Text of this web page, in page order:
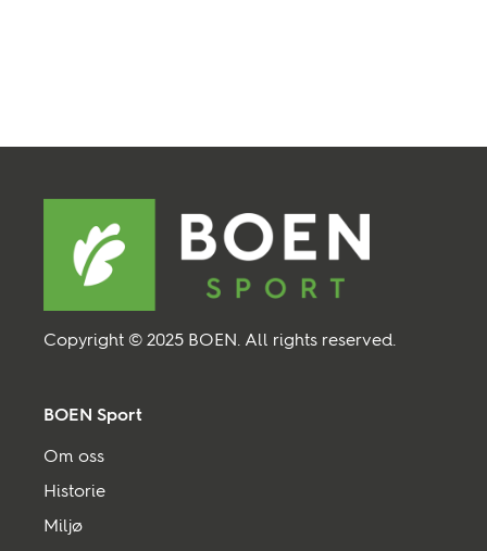
BOEN Sport
Om oss
Historie
Miljø
Copyright © 2025 BOEN. All rights reserved.